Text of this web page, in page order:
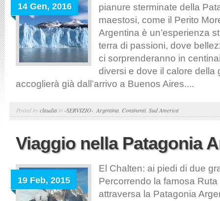
14 Gen, 2016
pianure sterminate della
maestosi, come il Perito
Argentina è un’esperienza
terra di passioni, dove
ci sorprenderanno in
diversi e dove il calore della
accoglierà già dall’arrivo a Buenos Aires....
Posted byclaudia in -SERVIZIO- Argentina Continenti, Sud America
Viaggio nella Patagonia
19 Feb, 2015
El Chalten: ai piedi di due
Percorrendo la famosa
attraversa la Patagonia